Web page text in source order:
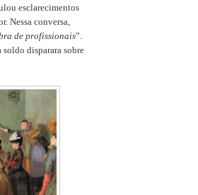
esclarecimentos
Nessa conversa,
de profissionais”.
soldo disparara sobre